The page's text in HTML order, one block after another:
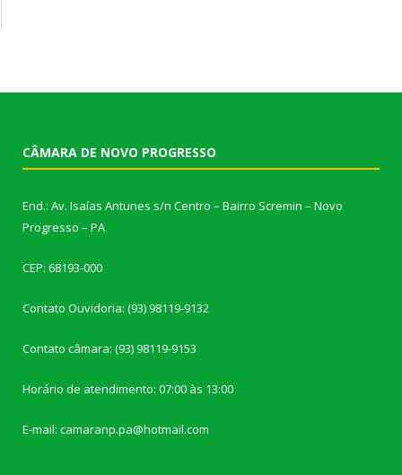
CÂMARA DE NOVO PROGRESSO
End.: Av. Isaías Antunes s/n Centro – Bairro Scremin – Novo
Progresso – PA
CEP: 68193-000
Contato Ouvidoria: (93) 98119-9132
Contato câmara: (93) 98119-9153
Horário de atendimento: 07:00 às 13:00
E-mail: camaranp.pa@hotmail.com